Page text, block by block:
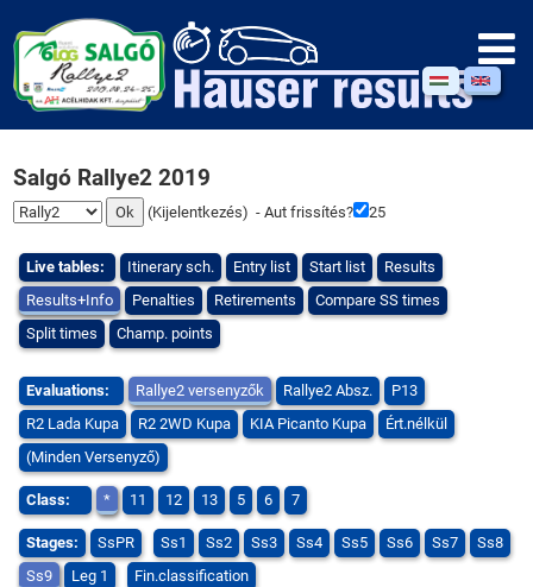
Salgó Rallye2 2019
(Kijelentkezés) - Aut frissítés? 25
Live tables: Itinerary sch. Entry list Start list
Results
Results+Info
Penalties Retirements
Compare SS times
Split times
Champ. points
Evaluations: Rallye2 versenyzők Rallye2 Absz.
P13
R2 Lada Kupa
R2 2WD Kupa KIA Picanto Kupa
Ért.nélkül
(Minden Versenyző)
Class: * 11 12 13 5 6 7
Stages: SsPR Ss1 Ss2 Ss3 Ss4 Ss5 Ss6 Ss7
Ss8
Ss9
Leg 1 Fin.classification